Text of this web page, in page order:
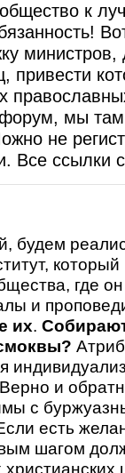
к
министров,
привести
мы
не
Все ссылки
будем
где
и
их.
и
с
есть
шагом